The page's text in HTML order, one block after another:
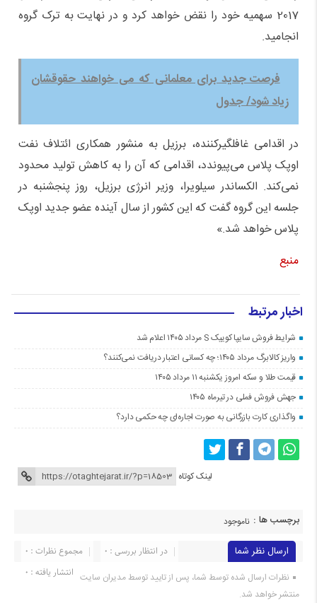
2017 سهمیه خود را نقض خواهد کرد و در نهایت به ترک گروه
انجامید.
فرصت جدید برای معلمانی که می خواهند حقوقشان
زیاد شود/ جدول
در اقدامی غافلگیرکننده، برزیل به منشور همکاری ائتلاف نفت
اوپک پلاس می‌پیوندد، اقدامی که آن را به کاهش تولید محدود
نمی‌کند. الکساندر سیلویرا، وزیر انرژی برزیل، روز پنجشنبه در
جلسه این گروه گفت که این کشور از سال آینده عضو جدید اوپک
پلاس خواهد شد.»
منبع
اخبار مرتبط
شرایط فروش سایپا کوییک S مرداد ۱۴۰۵ اعلام شد
واریز کالابرگ مرداد ۱۴۰۵؛ چه کسانی اعتبار دریافت نمی‌کنند؟
قیمت طلا و سکه امروز یکشنبه ۱۱ مرداد ۱۴۰۵
جهش فروش فملی در تیرماه ۱۴۰۵
واگذاری کارت بازرگانی به صورت اجاره‌ای چه حکمی دارد؟
لینک کوتاه
برچسب ها : ناموجود
ارسال نظر شما مجموع نظرات : 0
در انتظار بررسی : 0
انتشار یافته : 0 نظرات ارسال شده توسط شما، پس از تایید توسط مدیران سایت
منتشر خواهد شد.